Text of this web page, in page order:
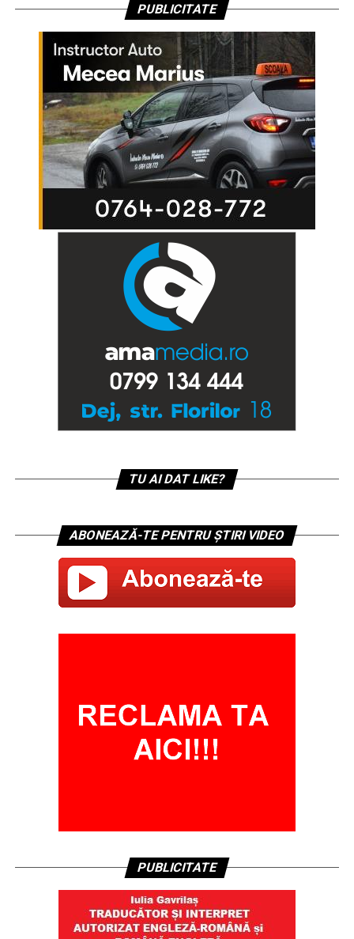
PUBLICITATE
TU AI DAT LIKE?
ABONEAZĂ-TE PENTRU ȘTIRI VIDEO
PUBLICITATE